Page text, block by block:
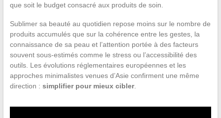
que soit le budget consacré aux produits de soin.
Sublimer sa beauté au quotidien repose moins sur le nombre de
produits accumulés que sur la cohérence entre les gestes, la
connaissance de sa peau et l’attention portée à des facteurs
souvent sous-estimés comme le stress ou l’accessibilité des
outils. Les évolutions réglementaires européennes et les
approches minimalistes venues d’Asie confirment une même
direction : simplifier pour mieux cibler.